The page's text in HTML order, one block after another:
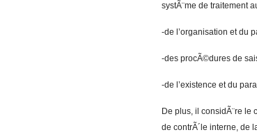
systÃ¨me de traitement
-de l’organisation et du
-des procÃ©dures de
-de l’existence et du
De plus, il considÃ¨re le
de contrÃ´le interne, de